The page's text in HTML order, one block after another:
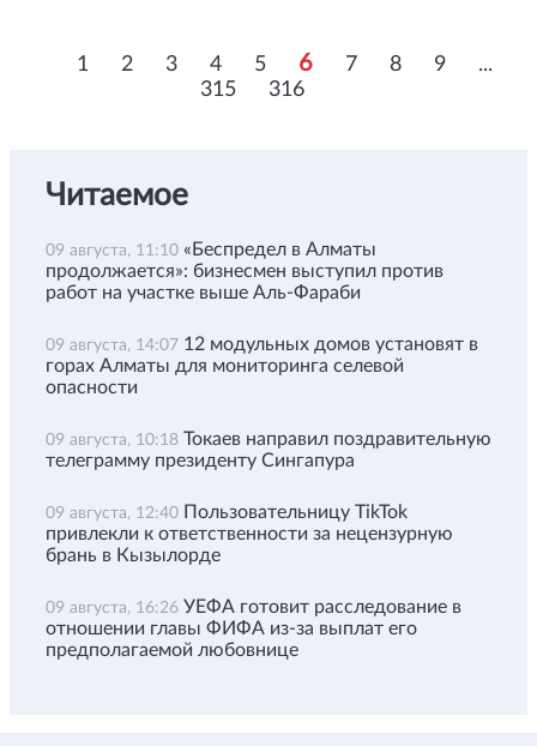
1 2 3 4 5 6 7 8 9
...
315
316
Читаемое
09 августа, 11:10 «Беспредел в Алматы
продолжается»: бизнесмен выступил против
работ на участке выше Аль-Фараби
09 августа, 14:07 12 модульных домов установят в
горах Алматы для мониторинга селевой
опасности
09 августа, 10:18 Токаев направил поздравительную
телеграмму президенту Сингапура
09 августа, 12:40 Пользовательницу TikTok
привлекли к ответственности за нецензурную
брань в Кызылорде
09 августа, 16:26 УЕФА готовит расследование в
отношении главы ФИФА из-за выплат его
предполагаемой любовнице